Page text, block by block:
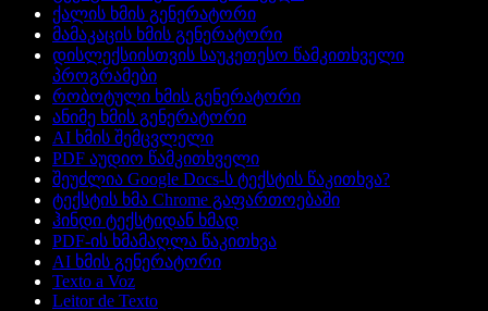
ქალის ხმის გენერატორი
მამაკაცის ხმის გენერატორი
დისლექსიისთვის საუკეთესო წამკითხველი
პროგრამები
რობოტული ხმის გენერატორი
ანიმე ხმის გენერატორი
AI ხმის შემცვლელი
PDF აუდიო წამკითხველი
შეუძლია Google Docs-ს ტექსტის წაკითხვა?
ტექსტის ხმა Chrome გაფართოებაში
ჰინდი ტექსტიდან ხმად
PDF-ის ხმამაღლა წაკითხვა
AI ხმის გენერატორი
Texto a Voz
Leitor de Texto